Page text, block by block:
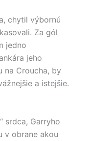
chytil výbornú
Za gól
jedno
jeho
na Croucha, by
a istejšie.
srdca, Garryho
v obrane akou